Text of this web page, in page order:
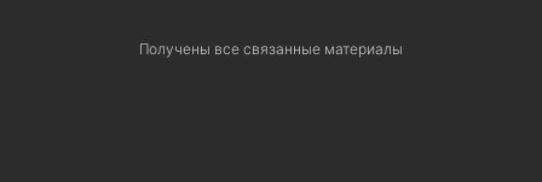
Получены все связанные материалы